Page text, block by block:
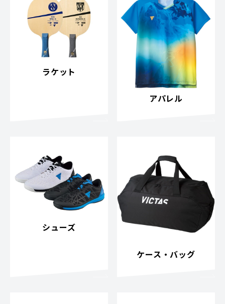
ラケット
アパレル
シューズ
ケース・バッグ